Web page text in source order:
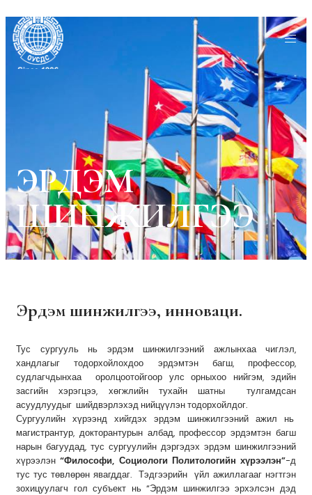
ЭРДЭМ
ШИНЖИЛГЭЭ
Эрдэм шинжилгээ, инноваци.
Тус сургууль нь эрдэм шинжилгээний ажлынхаа чиглэл,
хандлагыг тодорхойлохдоо эрдэмтэн багш, профессор,
судлагчдынхаа оролцоотойгоор улс орныхоо нийгэм, эдийн
засгийн хэрэгцээ, хөгжлийн тухайн шатны тулгамдсан
асуудлуудыг шийдвэрлэхэд нийцүүлэн тодорхойлдог.
Сургуулийн хүрээнд хийгдэх эрдэм шинжилгээний ажил нь
магистрантур, докторантурын албад, профессор эрдэмтэн багш
нарын багуудад, тус сургуулийн дэргэдэх эрдэм шинжилгээний
хүрээлэн“Философи, Социологи Политологийн хүрээлэн”-д
тус тус төвлөрөн явагддаг. Тэдгээрийн үйл ажиллагааг нэгтгэн
зохицуулагч гол субъект нь “Эрдэм шинжилгээ эрхэлсэн дэд